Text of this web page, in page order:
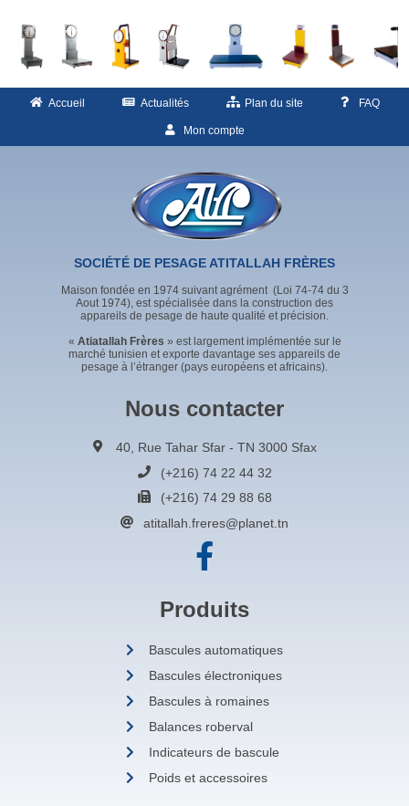
Accueil Actualités Plan du site FAQ
Mon compte
SOCIÉTÉ DE PESAGE ATITALLAH FRÈRES
Maison fondée en 1974 suivant agrément (Loi 74-74 du 3
Aout 1974), est spécialisée dans la construction des
appareils de pesage de haute qualité et précision.
« Atiatallah Frères » est largement implémentée sur le
marché tunisien et exporte davantage ses appareils de
pesage à l’étranger (pays européens et africains).
Nous contacter
40, Rue Tahar Sfar - TN 3000 Sfax
(+216) 74 22 44 32
(+216) 74 29 88 68
atitallah.freres@planet.tn
Produits
Bascules automatiques
Bascules électroniques
Bascules à romaines
Balances roberval
Indicateurs de bascule
Poids et accessoires